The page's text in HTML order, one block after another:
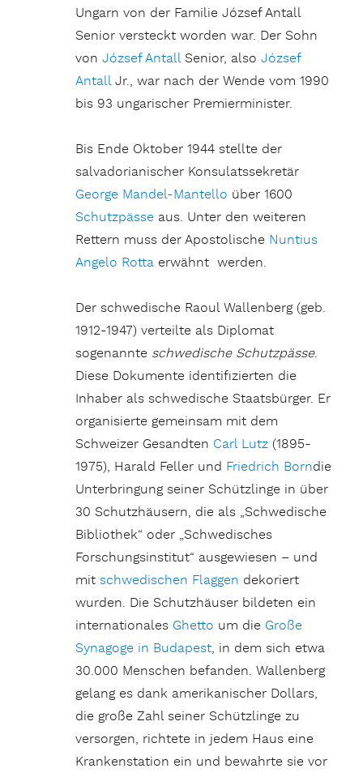
Ungarn von der Familie József Antall
Senior versteckt worden war. Der Sohn
vonJózsef AntallSenior, alsoJózsef
AntallJr., war nach der Wende vom 1990
bis 93 ungarischer Premierminister.
Bis Ende Oktober 1944 stellte der
salvadorianischer Konsulatssekretär
George Mandel-Mantello über 1600
Schutzpässe aus. Unter den weiteren
Rettern muss der Apostolische Nuntius
Angelo Rotta erwähnt werden.
Der schwedische Raoul Wallenberg (geb.
1912-1947) verteilte als Diplomat
sogenannte schwedische Schutzpässe.
Diese Dokumente identifizierten die
Inhaber als schwedische Staatsbürger. Er
organisierte gemeinsam mit dem
Schweizer Gesandten Carl Lutz (1895-
1975), Harald Feller und Friedrich Borndie
Unterbringung seiner Schützlinge in über
30 Schutzhäusern, die als „Schwedische
Bibliothek“ oder „Schwedisches
Forschungsinstitut“ ausgewiesen – und
mit schwedischen Flaggen dekoriert
wurden. Die Schutzhäuser bildeten ein
internationales Ghetto um die Große
Synagoge in Budapest, in dem sich etwa
30.000 Menschen befanden. Wallenberg
gelang es dank amerikanischer Dollars,
die große Zahl seiner Schützlinge zu
versorgen, richtete in jedem Haus eine
Krankenstation ein und bewahrte sie vor